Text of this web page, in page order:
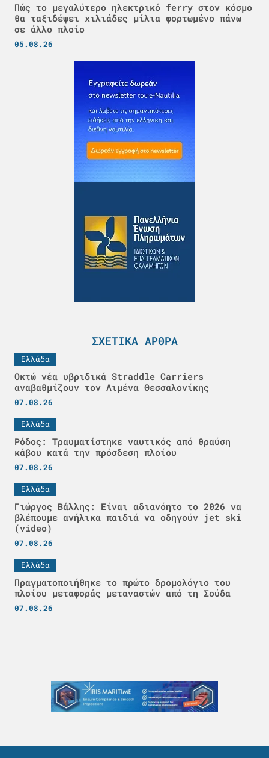
Πώς το μεγαλύτερο ηλεκτρικό ferry στον κόσμο
θα ταξιδέψει χιλιάδες μίλια φορτωμένο πάνω
σε άλλο πλοίο
05.08.26
ΣΧΕΤΙΚΆ ΆΡΘΡΑ
Ελλάδα
Οκτώ νέα υβριδικά Straddle Carriers
αναβαθμίζουν τον Λιμένα Θεσσαλονίκης
07.08.26
Ελλάδα
Ρόδος: Τραυματίστηκε ναυτικός από θραύση
κάβου κατά την πρόσδεση πλοίου
07.08.26
Ελλάδα
Γιώργος Βάλλης: Είναι αδιανόητο το 2026 να
βλέπουμε ανήλικα παιδιά να οδηγούν jet ski
(video)
07.08.26
Ελλάδα
Πραγματοποιήθηκε το πρώτο δρομολόγιο του
πλοίου μεταφοράς μεταναστών από τη Σούδα
07.08.26